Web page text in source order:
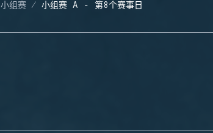
小组赛 小组赛 A - 第8个赛事日